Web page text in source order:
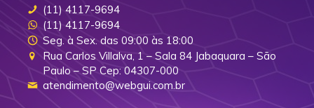
(11) 4117-9694
(11) 4117-9694
Seg. à Sex. das 09:00 às 18:00
Rua Carlos Villalva, 1 – Sala 84 Jabaquara – São
Paulo – SP Cep: 04307-000
atendimento@webgui.com.br